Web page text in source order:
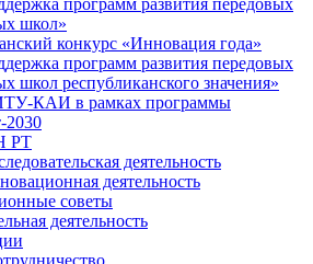
школ»
конкурс «Инновация года»
программ развития передовых
школ республиканского значения»
КАИ в рамках программы
2030
РТ
деятельность
деятельность
советы
деятельность